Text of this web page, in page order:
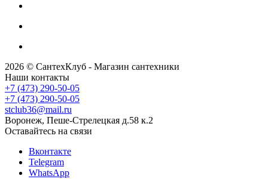
2026 © СантехКлуб - Магазин сантехники
Наши контакты
+7 (473) 290-50-05
+7 (473) 290-50-05
stclub36@mail.ru
Воронеж, Пеше-Стрелецкая д.58 к.2
Оставайтесь на связи
Вконтакте
Telegram
WhatsApp